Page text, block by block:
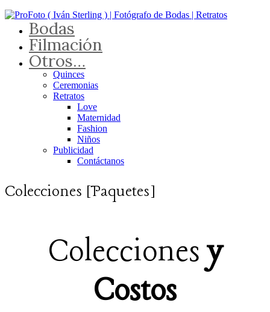
Bodas
Filmación
Otros…
Quinces
Ceremonias
Retratos
Love
Maternidad
Fashion
Niños
Publicidad
Contáctanos
Colecciones [Paquetes]
Coleccionesy
Costos